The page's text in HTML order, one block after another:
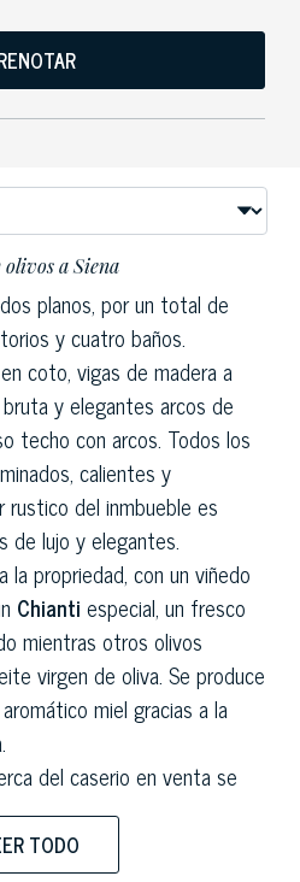
olivos a Siena
planos, por un total de
y cuatro baños.
coto, vigas de madera a
y elegantes arcos de
techo con arcos. Todos los
calientes y
del inmbueble es
lujo y elegantes.
la propriedad, con un viñedo
Chianti especial, un fresco
mientras otros olivos
virgen de oliva. Se produce
miel gracias a la
del caserio en venta se
tipica de la campaña
sin igual sobre la
TODO